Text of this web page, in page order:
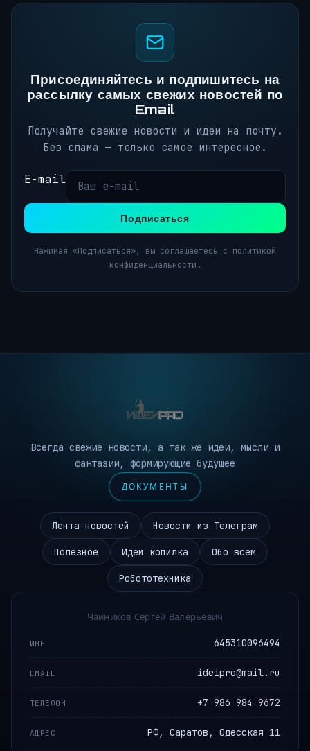
Присоединяйтесь и подпишитесь на
рассылку самых свежих новостей по
Email
Получайте свежие новости и идеи на почту.
Без спама — только самое интересное.
E-mail
Подписаться
Нажимая «Подписаться», вы соглашаетесь с политикой
конфиденциальности.
Всегда свежие новости, а так же идеи, мысли и
фантазии, формирующие будущее
ДОКУМЕНТЫ
Лента новостей Новости из Телеграм
Полезное Идеи копилка Обо всем
Робототехника
Чаиников Сергей Валерьевич
ИНН 645310096494
EMAIL ideipro@mail.ru
ТЕЛЕФОН +7 986 984 9672
АДРЕС РФ, Саратов, Одесская 11